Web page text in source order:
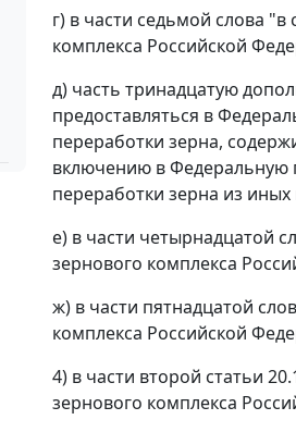
г) в части седьмой слова
комплекса Российской
д) часть тринадцатую
предоставляться в
переработки зерна,
включению в Федеральную
переработки зерна из
е) в части четырнадцатой
зернового комплекса
ж) в части пятнадцатой
комплекса Российской
4) в части второй статьи
зернового комплекса